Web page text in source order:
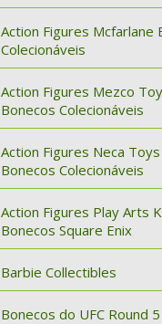
Action Figures Mcfarlane
Colecionáveis
Action Figures Mezco
Bonecos Colecionáveis
Action Figures Neca Toys
Bonecos Colecionáveis
Action Figures Play Arts
Bonecos Square Enix
Barbie Collectibles
Bonecos do UFC Round